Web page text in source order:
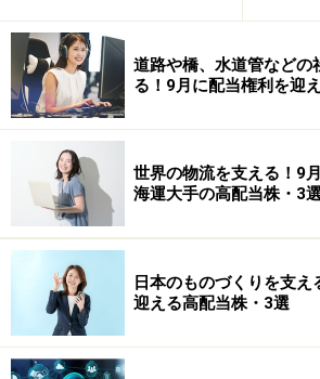
＜朝に新聞を読んではいけな
まず、朝刊を朝読んではいけません
ニュース番組を見たり、ネットニュ
いけません。澄み切った朝の時間を
となどに費やしてはいけません。
て、ニュースの影響が大きい場合な
の人にとっては朝読まなければなら
ではないでしょうか。
試しに朝、新聞を読まないで会社に
い。習慣になっている人は気持ち悪
道路や橋、水道管などの
る！9月に配当権利を迎
世界の物流を支える！9
海運大手の高配当株・3
日本のものづくりを支
迎える高配当株・3選